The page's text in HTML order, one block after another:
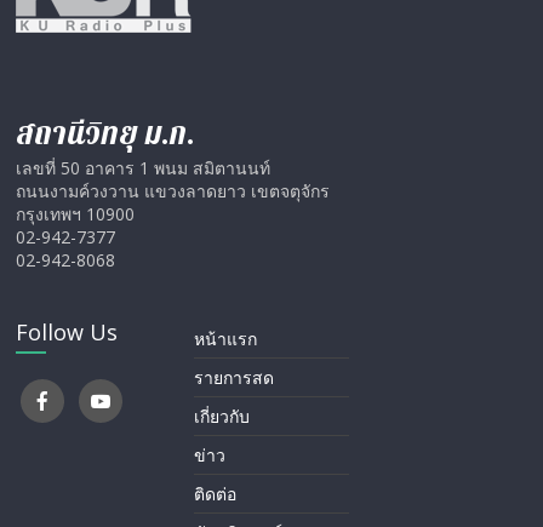
สถานีวิทยุ ม.ก.
เลขที่ 50 อาคาร 1 พนม สมิตานนท์
ถนนงามค์วงวาน แขวงลาดยาว เขตจตุจักร
กรุงเทพฯ 10900
02-942-7377
02-942-8068
Follow Us
หน้าแรก
รายการสด
เกี่ยวกับ
ข่าว
ติดต่อ